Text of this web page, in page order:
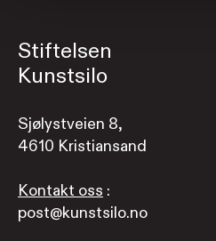
Stiftelsen
Kunstsilo
Sjølystveien 8,
4610 Kristiansand
Kontakt oss :
post@kunstsilo.no